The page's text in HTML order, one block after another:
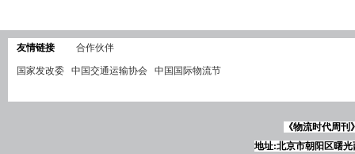
友情链接 合作伙伴
国家发改委 中国交通运输协会 中国国际物流节
《物流时代周
地址:北京市朝阳区曙光